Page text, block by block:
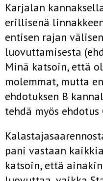
Karjalan
erillisenä
entisen rajan
luovuttamisesta
Minä katsoin, että
molemmat, mutta
ehdotuksen B
tehdä myös ehdotus
pani vastaan
katsoin, että